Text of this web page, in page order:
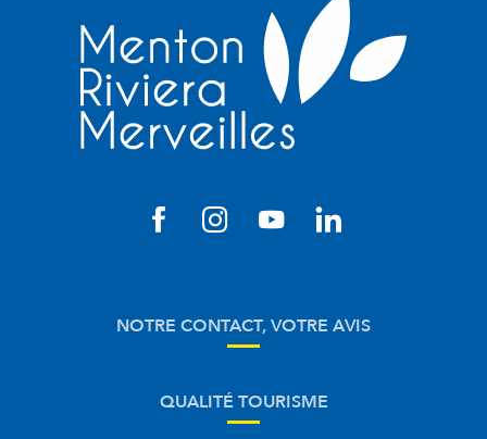
NOTRE CONTACT, VOTRE AVIS
QUALITÉ TOURISME